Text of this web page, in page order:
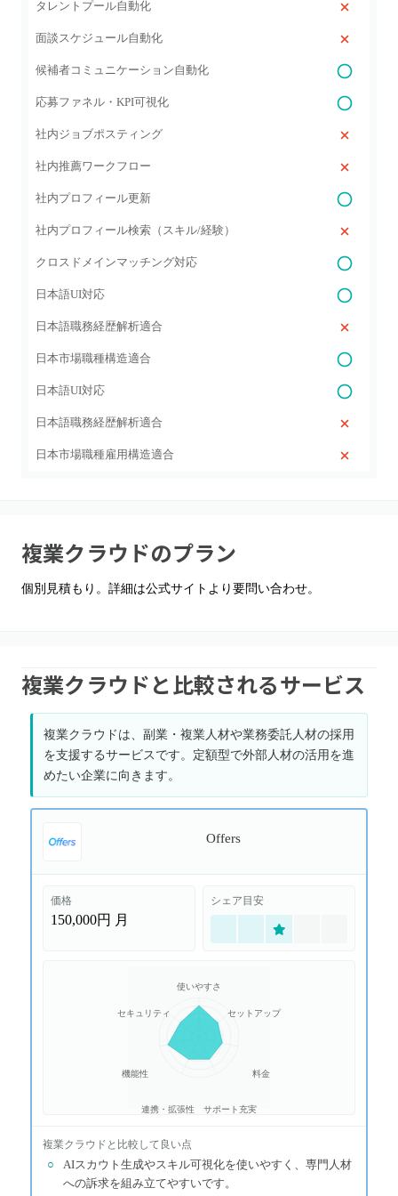
タレントプール自動化
面談スケジュール自動化
候補者コミュニケーション自動化
応募ファネル・KPI可視化
社内ジョブポスティング
社内推薦ワークフロー
社内プロフィール更新
社内プロフィール検索（スキル/経験）
クロスドメインマッチング対応
日本語UI対応
日本語職務経歴解析適合
日本市場職種構造適合
日本語UI対応
日本語職務経歴解析適合
日本市場職種雇用構造適合
複業クラウドのプラン
個別見積もり。詳細は公式サイトより要問い合わせ。
複業クラウドと比較されるサービス
複業クラウドは、副業・複業人材や業務委託人材の採用
を支援するサービスです。定額型で外部人材の活用を進
めたい企業に向きます。
Offers
価格
150,000円 月
シェア目安
使いやすさ
セットアップ
料金
サポート充実
連携・拡張性
機能性
セキュリティ
複業クラウド と比較して良い点
○
AIスカウト生成やスキル可視化を使いやすく、専門人材
への訴求を組み立てやすいです。